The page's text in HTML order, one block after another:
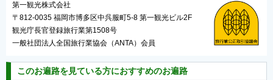
第一観光株式会社
〒812-0035 福岡市博多区中呉服町5-8 第一観光ビル2F
観光庁長官登録旅行業第1508号
一般社団法人全国旅行業協会（ANTA）会員
このお遍路を見ている方におすすめのお遍路